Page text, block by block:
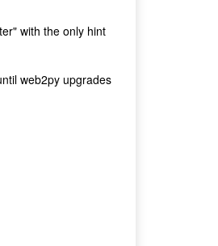
with the only hint
web2py upgrades